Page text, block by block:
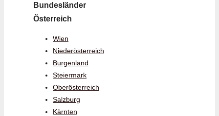
Bundesländer
Österreich
Wien
Niederösterreich
Burgenland
Steiermark
Oberösterreich
Salzburg
Kärnten